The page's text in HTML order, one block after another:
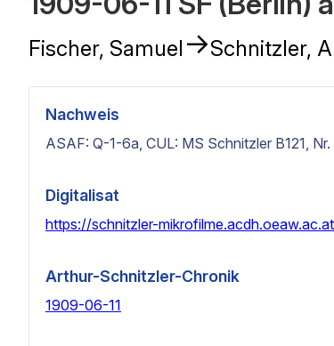
Fischer, Samuel →Schnitzler,
Nachweis
ASAF: Q-1-6a, CUL: MS Schnitzler B121, Nr.
Digitalisat
https://schnitzler-
Arthur-Schnitzler-Chronik
1909-06-11